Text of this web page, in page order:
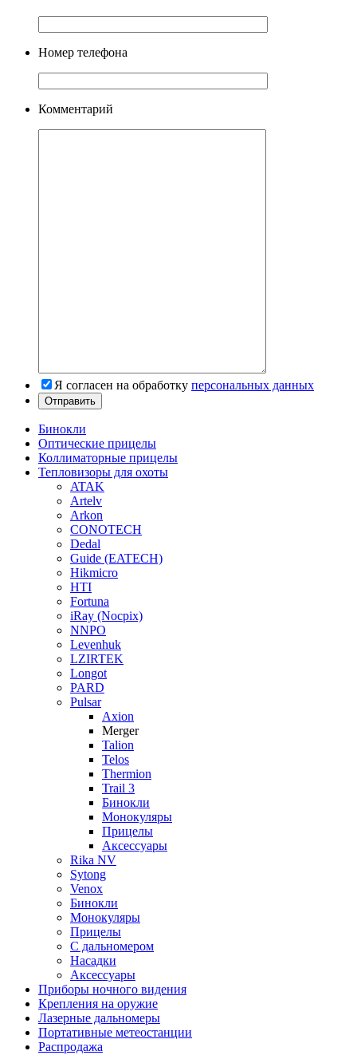
Номер телефона
Комментарий
Я согласен на обработку персональных данных
Бинокли
Оптические прицелы
Коллиматорные прицелы
Тепловизоры для охоты
ATAK
Artelv
Arkon
CONOTECH
Dedal
Guide (EATECH)
Hikmicro
HTI
Fortuna
iRay (Nocpix)
NNPO
Levenhuk
LZIRTEK
Longot
PARD
Pulsar
Axion
Merger
Talion
Telos
Thermion
Trail 3
Бинокли
Монокуляры
Прицелы
Аксессуары
Rika NV
Sytong
Venox
Бинокли
Монокуляры
Прицелы
С дальномером
Насадки
Аксессуары
Приборы ночного видения
Крепления на оружие
Лазерные дальномеры
Портативные метеостанции
Распродажа